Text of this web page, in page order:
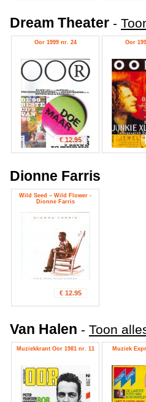
Dream Theater -
Oor 1999 nr. 24
€ 12.95
Oor
Dionne Farris
Wild Seed – Wild Flower -
Dionne Farris
€ 12.95
Van Halen - Toon
Muziekkrant Oor 1981 nr. 11 Muziek